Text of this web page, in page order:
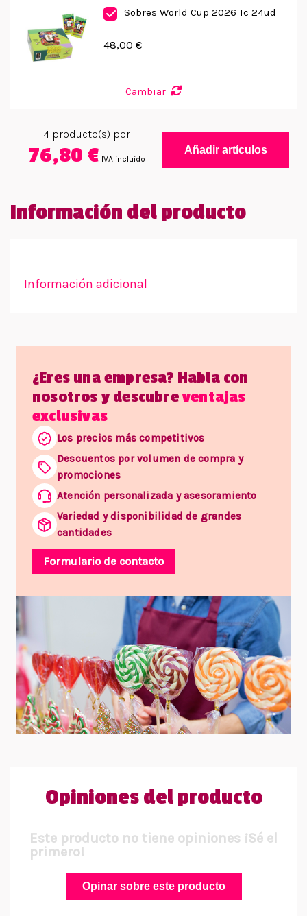
Sobres World Cup 2026 Tc 24ud
48,00 €
Cambiar
4producto(s) por
76,80 € IVA incluido
Añadir artículos
Información del producto
Información adicional
¿Eres una empresa? Habla con
nosotros y descubreventajas
exclusivas
Los precios más competitivos
Descuentos por volumen de compra y
promociones
Atención personalizada y asesoramiento
Variedad y disponibilidad de grandes
cantidades
Formulario de contacto
Opiniones del producto
Este producto no tiene opiniones ¡Sé el
primero!
Opinar sobre este producto